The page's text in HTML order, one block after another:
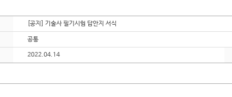
[공지] 기술사 필기시험 답안지 서식
공통
2022.04.14